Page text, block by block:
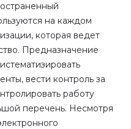
на каждом
которая ведет
Предназначение
вести контроль за
работу
перечень. Несмотря